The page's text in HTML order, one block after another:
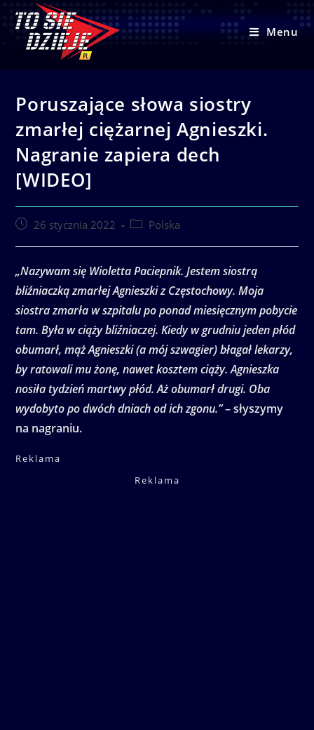
content
Menu
Poruszające słowa siostry
zmarłej ciężarnej Agnieszki.
Nagranie zapiera dech
[WIDEO]
Post26 stycznia 2022
PostPolska
„Nazywam się Wioletta Paciepnik. Jestem siostrą
bliźniaczką zmarłej Agnieszki z Częstochowy. Moja
siostra zmarła w szpitalu po ponad miesięcznym pobycie
tam. Była w ciąży bliźniaczej. Kiedy w grudniu jeden płód
obumarł, mąż Agnieszki (a mój szwagier) błagał lekarzy,
by ratowali mu żonę, nawet kosztem ciąży. Agnieszka
nosiła tydzień martwy płód. Aż obumarł drugi. Oba
wydobyto po dwóch dniach od ich zgonu.”– słyszymy
na nagraniu.
Reklama
Reklama